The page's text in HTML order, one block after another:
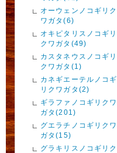
オーウェンノコギリク
ワガタ(6)
オキピタリスノコギリ
クワガタ(49)
カスタネウスノコギリ
クワガタ(1)
カネギエーテルノコギ
リクワガタ(2)
ギラファノコギリクワ
ガタ(201)
グエラチノコギリクワ
ガタ(15)
グラキリスノコギリク